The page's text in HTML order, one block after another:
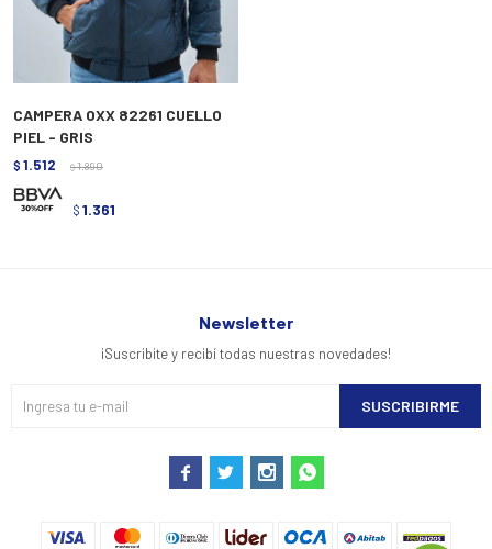
CAMPERA OXX 82261 CUELLO
PIEL - GRIS
$ 1.512 $ 1.890
$ 1.361
Newsletter
¡Suscribite y recibí todas nuestras novedades!
SUSCRIBIRME
   